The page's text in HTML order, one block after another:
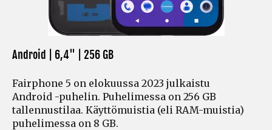
Android | 6,4" | 256 GB
Fairphone 5 on elokuussa 2023 julkaistu
Android -puhelin. Puhelimessa on 256 GB
tallennustilaa. Käyttömuistia (eli RAM-muistia)
puhelimessa on 8 GB.